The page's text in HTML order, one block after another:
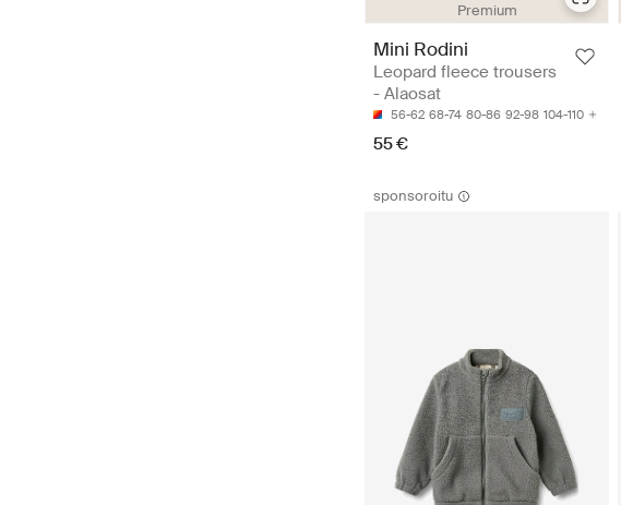
Premium
Mini Rodini
Leopard fleece trousers
- Alaosat
56-62 68-74 80-86 92-98 104-110
55 €
sponsoroitu